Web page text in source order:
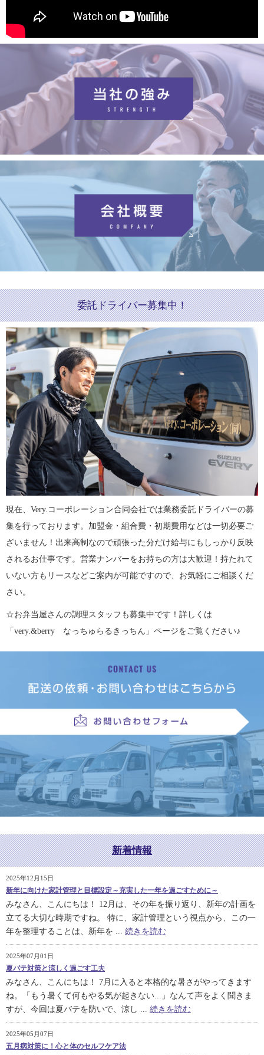
委託ドライバー募集中！
現在、Very.コーポレーション合同会社では業務委託ドライバーの募
集を行っております。加盟金・組合費・初期費用などは一切必要ご
ざいません！出来高制なので頑張った分だけ給与にもしっかり反映
されるお仕事です。営業ナンバーをお持ちの方は大歓迎！持たれて
いない方もリースなどご案内が可能ですので、お気軽にご相談くだ
さい。
☆お弁当屋さんの調理スタッフも募集中です！詳しくは
「very.&berry なっちゅらるきっちん」ページをご覧ください♪
新着情報
2025年12月15日
新年に向けた家計管理と目標設定～充実した一年を過ごすために～
みなさん、こんにちは！ 12月は、その年を振り返り、新年の計画を
立てる大切な時期ですね。 特に、家計管理という視点から、この一
年を整理することは、新年を ... 続きを読む
2025年07月01日
夏バテ対策と涼しく過ごす工夫
みなさん、こんにちは！ 7月に入ると本格的な暑さがやってきます
ね。「もう暑くて何もやる気が起きない...」なんて声をよく聞きま
すが、今回は夏バテを防いで、涼し ... 続きを読む
2025年05月07日
五月病対策に！心と体のセルフケア法